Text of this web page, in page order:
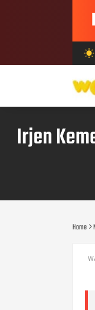
wb_sunny
Irjen
Home